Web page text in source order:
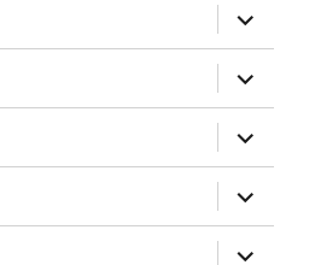
öffnen
öffnen
öffnen
öffnen